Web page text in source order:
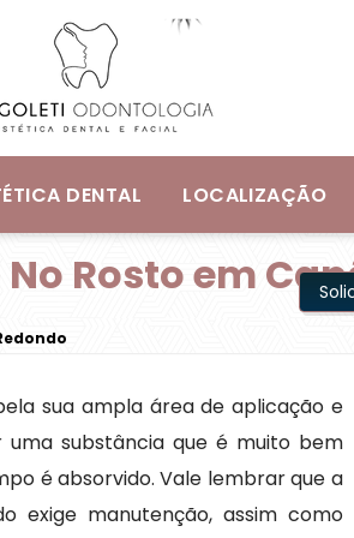
DENTAL LOCALIZAÇÃO
Rosto em
sua ampla área de aplicação e
substância que é muito bem
é absorvido. Vale lembrar que a
exige manutenção, assim como